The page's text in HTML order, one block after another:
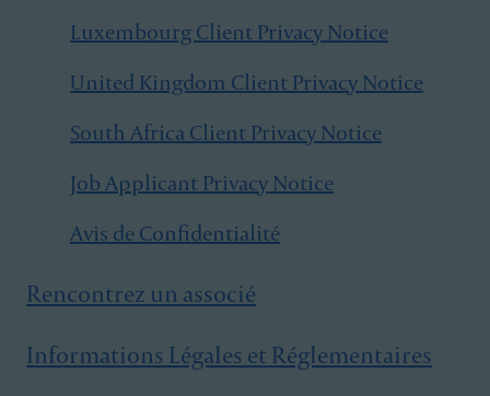
Luxembourg Client Privacy Notice
United Kingdom Client Privacy Notice
South Africa Client Privacy Notice
Job Applicant Privacy Notice
Avis de Confidentialité
Rencontrez un associé
Informations Légales et Réglementaires